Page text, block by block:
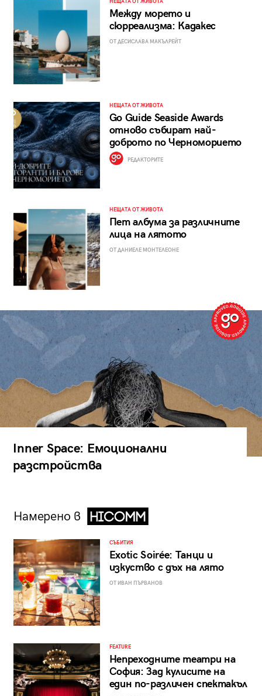
Между морето и
сюрреализма: Кадакес
ОТ ДЕСИСЛАВА МАКЪЛРЕЙТ
НЕЩАТА ОТ ЖИВОТА
Go Guide Seaside Awards
отново събират най-
доброто по Черноморието
РЕДАКТОРИТЕ
НЕЩАТА ОТ ЖИВОТА
Пет албума за различните
лица на лятото
ОТ ДАНИЕЛЕ МОНТЕЛЕОНЕ
Inner Space: Емоционални
разстройства
Намерено в
СЪБИТИЯ
Exotic Soirée: Танци и
изкуство с дъх на лято
ОТ ИВАН ПЪРВАНОВ
FEATURE
Непреходните театри на
София: Зад кулисите на
един по-различен спектакъл